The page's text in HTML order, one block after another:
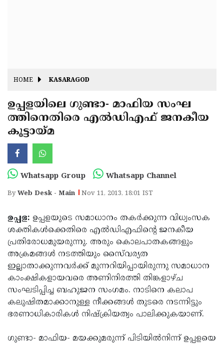
J&K
State
Assembly
Elections
Haryana
State
Assembly
Elections
Diwali
Christmas
New-
Year
Republic
Day
Budget
Election
Maha
Shivarathri
International
Women's
Day
Anti-
Drug
Campaign
Attukal
Pongala
2025
Holi
2025
IPL
2025
Eid
HOME KASARAGOD
ഉപ്പളയിലെ ഗുണ്ടാ- മാഫിയ സംഘ
ത്തിനെതിരെ എല്‍ഡിഎഫ് ജനകീയ
കൂട്ടായ്മ
Whatsapp Group Whatsapp Channel
ByWeb Desk - Main Nov 11, 2013, 18:01 IST
ഉപ്പള: ഉപ്പളയുടെ സമാധാനം തകര്‍ക്കുന്ന വിധ്വംസക
ശക്തികള്‍ക്കെതിരെ എല്‍ഡിഎഫിന്റെ ജനകീയ
പ്രതിരോധമുയരുന്നു. അരും കൊലപാതകങ്ങളും
അക്രമങ്ങള്‍ നടത്തിയും സൈ്വര്യത
ഇല്ലാതാക്കുന്നവര്‍ക്ക് മുന്നറിയിപ്പായിരുന്നു സമാധാന
കാംക്ഷികളായവരെ അണിനിരത്തി തിങ്കളാഴ്ച
സംഘടിപ്പിച്ച ബഹുജന സംഗമം. നാടിനെ കലാപ
കലുഷിതമാക്കാനുള്ള നീക്കങ്ങള്‍ തുടരെ നടന്നിട്ടും
ഭരണാധികാരികള്‍ നിഷ്‌ക്രിയത്വം പാലിക്കുകയാണ്.
ഗുണ്ടാ- മാഫിയ- മയക്കുമരുന്ന് പിടിയില്‍നിന്ന് ഉപ്പളയെ